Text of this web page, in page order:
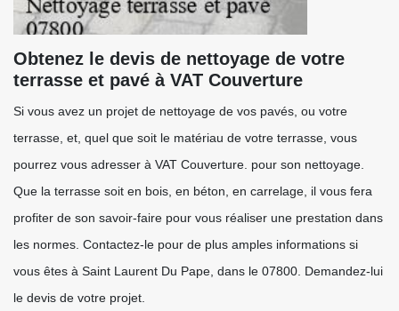
Obtenez le devis de nettoyage de votre
terrasse et pavé à VAT Couverture
Si vous avez un projet de nettoyage de vos pavés, ou votre
terrasse, et, quel que soit le matériau de votre terrasse, vous
pourrez vous adresser à VAT Couverture. pour son nettoyage.
Que la terrasse soit en bois, en béton, en carrelage, il vous fera
profiter de son savoir-faire pour vous réaliser une prestation dans
les normes. Contactez-le pour de plus amples informations si
vous êtes à Saint Laurent Du Pape, dans le 07800. Demandez-lui
le devis de votre projet.